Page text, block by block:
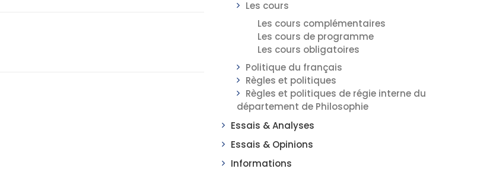
Les cours
Les cours complémentaires
Les cours de programme
Les cours obligatoires
Politique du français
Règles et politiques
Règles et politiques de régie interne du
département de Philosophie
Essais & Analyses
Essais & Opinions
Informations